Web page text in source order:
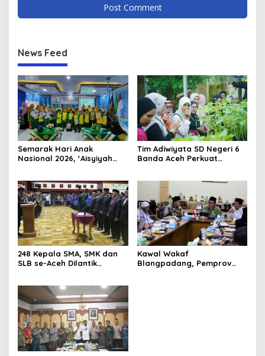
News Feed
Semarak Hari Anak
Nasional 2026, ‘Aisyiyah
Universitas Ahmad Dahlan
Aceh
Tim Adiwiyata SD Negeri 6
Banda Aceh Perkuat
Goes to School”
248 Kepala SMA, SMK dan
SLB se-Aceh Dilantik
Kawal Wakaf
Blangpadang, Pemprov